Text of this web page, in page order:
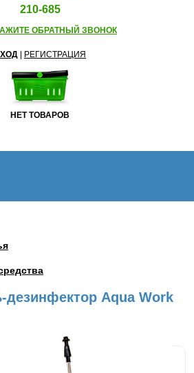
210-685
ОБРАТНЫЙ ЗВОНОК
РЕГИСТРАЦИЯ
НЕТ ТОВАРОВ
Aqua Work